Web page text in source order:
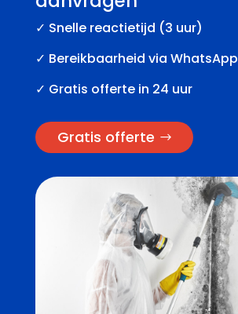
✓ Snelle reactietijd (3 uur)
✓ Bereikbaarheid via WhatsApp
✓ Gratis offerte in 24 uur
Gratis offerte